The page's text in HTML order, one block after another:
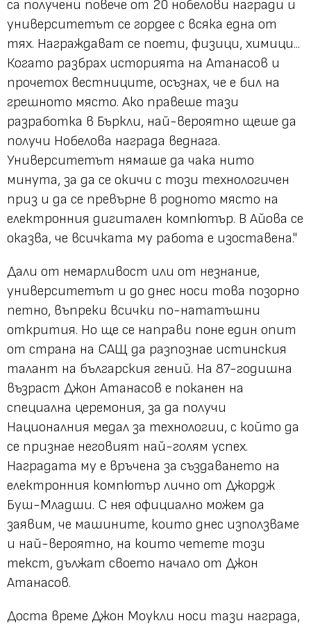
са получени повече от 20 нобелови награди и
университетът се гордее с всяка една от
тях. Награждават се поети, физици, химици...
Когато разбрах историята на Атанасов и
прочетох вестниците, осъзнах, че е бил на
грешното място. Ако правеше тази
разработка в Бъркли, най-вероятно щеше да
получи Нобелова награда веднага.
Университетът нямаше да чака нито
минута, за да се окичи с този технологичен
приз и да се превърне в родното място на
електронния дигитален компютър. В Айова се
оказва, че всичката му работа е изоставена."
Дали от немарливост или от незнание,
университетът и до днес носи това позорно
петно, въпреки всички по-нататъшни
открития. Но ще се направи поне един опит
от страна на САЩ да разпознае истинския
талант на българския гений. На 87-годишна
възраст Джон Атанасов е поканен на
специална церемония, за да получи
Националния медал за технологии, с който да
се признае неговият най-голям успех.
Наградата му е връчена за създаването на
електронния компютър лично от Джордж
Буш-Младши. С нея официално можем да
заявим, че машините, които днес използваме
и най-вероятно, на които четете този
текст, дължат своето начало от Джон
Атанасов.
Доста време Джон Моукли носи тази награда,